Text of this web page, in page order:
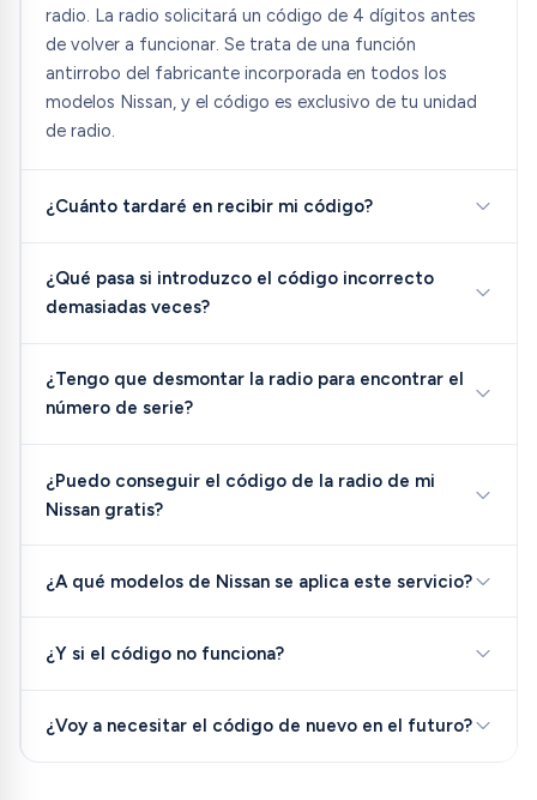
radio. La radio solicitará un código de 4 dígitos antes
de volver a funcionar. Se trata de una función
antirrobo del fabricante incorporada en todos los
modelos Nissan, y el código es exclusivo de tu unidad
de radio.
¿Cuánto tardaré en recibir mi código?
¿Qué pasa si introduzco el código incorrecto
demasiadas veces?
¿Tengo que desmontar la radio para encontrar el
número de serie?
¿Puedo conseguir el código de la radio de mi
Nissan gratis?
¿A qué modelos de Nissan se aplica este servicio?
¿Y si el código no funciona?
¿Voy a necesitar el código de nuevo en el futuro?